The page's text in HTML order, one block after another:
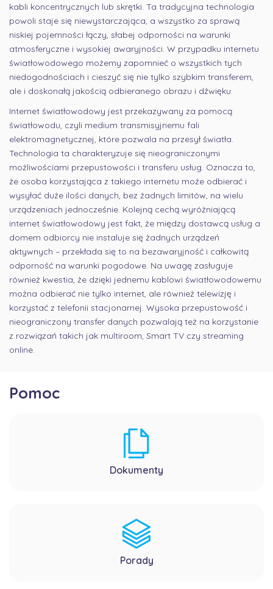
kabli koncentrycznych lub skrętki. Ta tradycyjna technologia
powoli staje się niewystarczająca, a wszystko za sprawą
niskiej pojemności łączy, słabej odporności na warunki
atmosferyczne i wysokiej awaryjności. W przypadku internetu
światłowodowego możemy zapomnieć o wszystkich tych
niedogodnościach i cieszyć się nie tylko szybkim transferem,
ale i doskonałą jakością odbieranego obrazu i dźwięku.
Internet światłowodowy jest przekazywany za pomocą
światłowodu, czyli medium transmisyjnemu fali
elektromagnetycznej, które pozwala na przesył światła.
Technologia ta charakteryzuje się nieograniczonymi
możliwościami przepustowości i transferu usług. Oznacza to,
że osoba korzystająca z takiego internetu może odbierać i
wysyłać duże ilości danych, bez żadnych limitów, na wielu
urządzeniach jednocześnie. Kolejną cechą wyróżniającą
internet światłowodowy jest fakt, że między dostawcą usług a
domem odbiorcy nie instaluje się żadnych urządzeń
aktywnych – przekłada się to na bezawaryjność i całkowitą
odporność na warunki pogodowe. Na uwagę zasługuje
również kwestia, że dzięki jednemu kablowi światłowodowemu
można odbierać nie tylko internet, ale również telewizję i
korzystać z telefonii stacjonarnej. Wysoka przepustowość i
nieograniczony transfer danych pozwalają też na korzystanie
z rozwiązań takich jak multiroom, Smart TV czy streaming
online.
Pomoc
Dokumenty
Porady